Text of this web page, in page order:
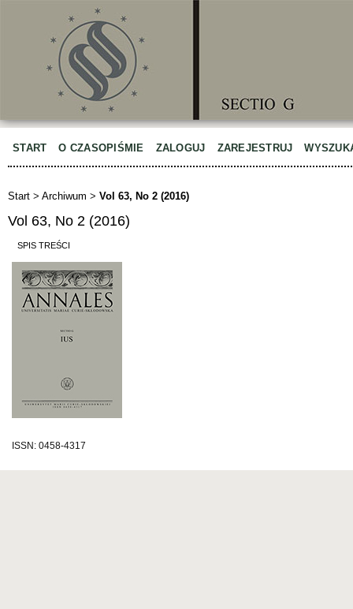
START O CZASOPIŚMIE ZALOGUJ ZAREJESTRUJ
Start > Archiwum > Vol 63, No 2 (2016)
Vol 63, No 2 (2016)
SPIS TREŚCI
ISSN: 0458-4317